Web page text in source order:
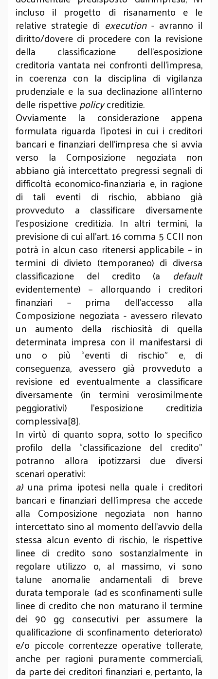
incluso il progetto di risanamento e le
relative strategie di execution- avranno il
diritto/dovere di procedere con la revisione
della classificazione dell’esposizione
creditoria vantata nei confronti dell’impresa,
in coerenza con la disciplina di vigilanza
prudenziale e la sua declinazione all’interno
delle rispettivepolicycreditizie.
Ovviamente la considerazione appena
formulata riguarda l’ipotesi in cui i creditori
bancari e finanziari dell’impresa che si avvia
verso la Composizione negoziata non
abbiano già intercettato pregressi segnali di
difficoltà economico-finanziaria e, in ragione
di tali eventi di rischio, abbiano già
provveduto a classificare diversamente
l’esposizione creditizia. In altri termini, la
previsione di cui all’art. 16 comma 5 CCII non
potrà in alcun caso ritenersi applicabile – in
termini di divieto (temporaneo) di diversa
classificazione del credito (a default
evidentemente) – allorquando i creditori
finanziari – prima dell’accesso alla
Composizione negoziata - avessero rilevato
un aumento della rischiosità di quella
determinata impresa con il manifestarsi di
uno o più “eventi di rischio” e, di
conseguenza, avessero già provveduto a
revisione ed eventualmente a classificare
diversamente (in termini verosimilmente
peggiorativi) l’esposizione creditizia
complessiva[8].
In virtù di quanto sopra, sotto lo specifico
profilo della “classificazione del credito”
potranno allora ipotizzarsi due diversi
scenari operativi:
a)una prima ipotesi nella quale i creditori
bancari e finanziari dell’impresa che accede
alla Composizione negoziata non hanno
intercettato sino al momento dell’avvio della
stessa alcun evento di rischio, le rispettive
linee di credito sono sostanzialmente in
regolare utilizzo o, al massimo, vi sono
talune anomalie andamentali di breve
durata temporale (ad es sconfinamenti sulle
linee di credito che non maturano il termine
dei 90 gg consecutivi per assumere la
qualificazione di sconfinamento deteriorato)
e/o piccole correntezze operative tollerate,
anche per ragioni puramente commerciali,
da parte dei creditori finanziari e, pertanto, la